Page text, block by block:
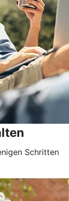
Schritten